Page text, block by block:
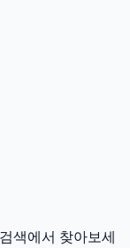
색에서 찾아보세